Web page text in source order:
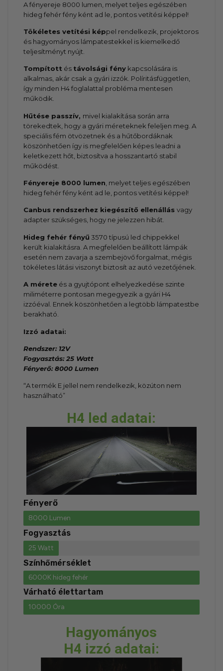
A fényereje 8000 lumen, melyet teljes egészében
hideg fehér fény ként ad le, pontos vetítési képpel!
Tökéletes vetítési képpel rendelkezik, projektoros
és hagyományos lámpatestekkel is kiemelkedő
teljesítményt nyújt.
Tompított és távolsági fény kapcsolására is
alkalmas, akár csak a gyári izzók. Políritásfüggetlen,
így minden H4 foglalattal probléma mentesen
működik.
Hűtése passzív, mivel kialakítása során arra
törekedtek, hogy a gyári méreteknek feleljen meg. A
speciális fém ötvözetnek és a hűtőbordáknak
köszönhetően így is megfelelően képes leadni a
keletkezett hőt, biztosítva a hosszantartó stabil
működést.
Fényereje 8000 lumen , melyet teljes egészében
hideg fehér fény ként ad le, pontos vetítési képpel!
Canbus rendszerhez kiegészítő ellenállásvagy
adapter szükséges, hogy ne jelezzen hibát.
Hideg fehér fényű 3570 típusú led chippekkel
került kialakításra. A megfelelően beállított lámpák
esetén nem zavarja a szembejövő forgalmat, mégis
tökéletes látási viszonyt biztosít az autó vezetőjének.
A mérete és a gyujtópont elhelyezkedése szinte
miliméterre pontosan megegyezik a gyári H4
izzóéval. Ennek köszönhetően a legtöbb lámpatestbe
berakható.
Izzó adatai:
Rendszer: 12V
Fogyasztás: 25 Watt
Fényerő: 8000 Lumen
“A termék E jellel nem rendelkezik, közúton nem
használható”
H4 led adatai:
Fényerő
8000 Lumen
Fogyasztás
25 Watt
Színhőmérséklet
6000K hideg fehér
Várható élettartam
10000 Óra
Hagyományos
H4 izzó adatai: